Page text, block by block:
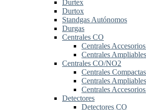
Durtex
Durtox
Standgas Autónomos
Durgas
Centrales CO
Centrales
Centrales
Centrales CO/NO2
Centrales
Centrales
Centrales
Detectores
Detectores CO